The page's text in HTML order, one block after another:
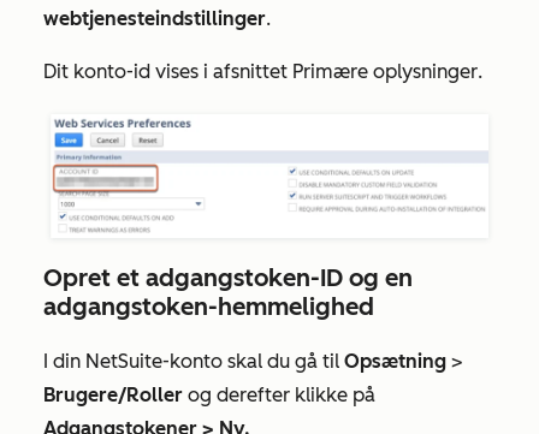
webtjenesteindstillinger.
Dit konto-id vises i afsnittet Primære oplysninger.
Opret et adgangstoken-ID og en
adgangstoken-hemmelighed
I din NetSuite-konto skal du gå til Opsætning >
Brugere/Roller og derefter klikke på
Adgangstokener > Ny.